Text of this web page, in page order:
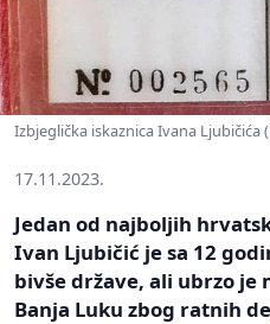
Izbjeglička iskaznica Ivana Ljubičića
17.11.2023.
Jedan od najboljih
Ivan Ljubičić je sa 12
bivše države, ali ubrzo
Banja Luku zbog ratnih